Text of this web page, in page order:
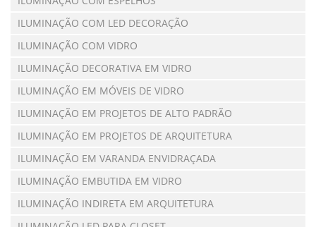
ILUMINAÇÃO COM LED DECORAÇÃO
ILUMINAÇÃO COM VIDRO
ILUMINAÇÃO DECORATIVA EM VIDRO
ILUMINAÇÃO EM MÓVEIS DE VIDRO
ILUMINAÇÃO EM PROJETOS DE ALTO PADRÃO
ILUMINAÇÃO EM PROJETOS DE ARQUITETURA
ILUMINAÇÃO EM VARANDA ENVIDRAÇADA
ILUMINAÇÃO EMBUTIDA EM VIDRO
ILUMINAÇÃO INDIRETA EM ARQUITETURA